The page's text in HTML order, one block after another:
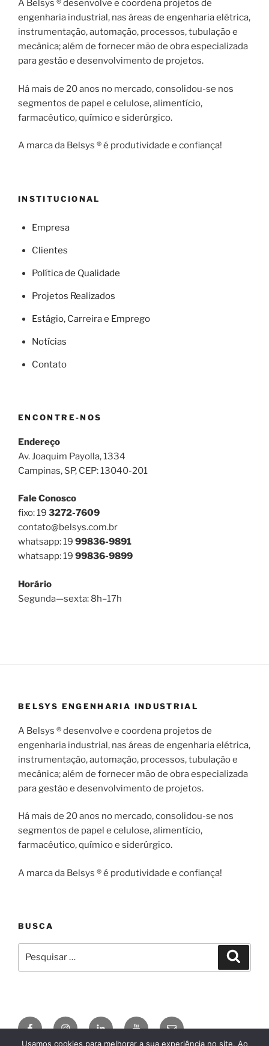
A Belsys ® desenvolve e coordena projetos de
engenharia industrial, nas áreas de engenharia elétrica,
instrumentação, automação, processos, tubulação e
mecânica; além de fornecer mão de obra especializada
para gestão e desenvolvimento de projetos.
Há mais de 20 anos no mercado, consolidou-se nos
segmentos de papel e celulose, alimentício,
farmacêutico, químico e siderúrgico.
A marca da Belsys ® é produtividade e confiança!
INSTITUCIONAL
Empresa
Clientes
Política de Qualidade
Projetos Realizados
Estágio, Carreira e Emprego
Notícias
Contato
ENCONTRE-NOS
Endereço
Av. Joaquim Payolla, 1334
Campinas, SP, CEP: 13040-201
Fale Conosco
fixo: 19 3272-7609
contato@belsys.com.br
whatsapp: 19 99836-9891
whatsapp: 19 99836-9899
Horário
Segunda—sexta: 8h–17h
BELSYS ENGENHARIA INDUSTRIAL
A Belsys ® desenvolve e coordena projetos de
engenharia industrial, nas áreas de engenharia elétrica,
instrumentação, automação, processos, tubulação e
mecânica; além de fornecer mão de obra especializada
para gestão e desenvolvimento de projetos.
Há mais de 20 anos no mercado, consolidou-se nos
segmentos de papel e celulose, alimentício,
farmacêutico, químico e siderúrgico.
A marca da Belsys ® é produtividade e confiança!
BUSCA
por:
FacebookInstagramLinkedinYouTubeE-
mail
Usamos cookies para melhorar a sua experiência no site. Ao